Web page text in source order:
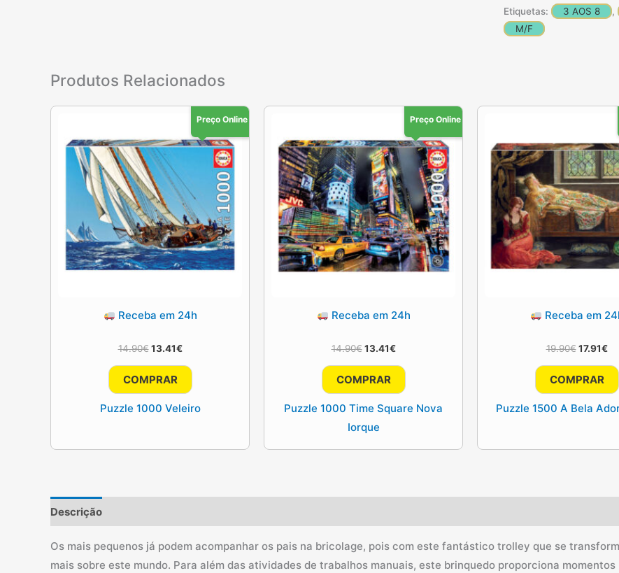
De
Ferramentas
Etiquetas:
3 AOS 8 ,
M/F
Produtos Relacionados
Preço Online
Receba em 24h
14.90€ O
era:
14.90€.
13.41€O
atual
13.41€.
COMPRAR
Puzzle 1000 Veleiro
Preço Online
Receba em 24h
14.90€ O
era:
14.90€.
13.41€O
atual
13.41€.
COMPRAR
Puzzle 1000 Time Square Nova
Iorque
Receba em
19.90€ O
era:
19.90€.
17.91€O
COMPRAR
Puzzle 1500 A Bela
Descrição
Os mais pequenos já podem acompanhar os pais na bricolage, pois com este fantástico trolley que se
mais sobre este mundo. Para além das atividades de trabalhos manuais, este brinquedo proporciona